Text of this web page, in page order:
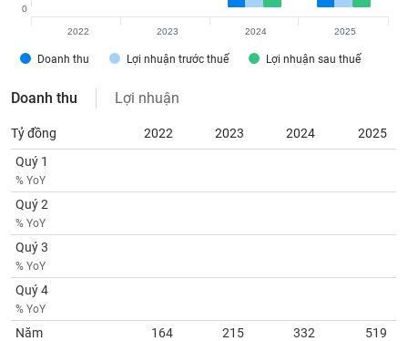
Doanh thu Lợi nhuận trước thuế Lợi nhuận sau thuế
0
2022 2023 2024 2025
Doanh thu Lợi nhuận
Tỷ đồng 2022 2023 2024
2025
Quý 1
% YoY
Quý 2
% YoY
Quý 3
% YoY
Quý 4
% YoY
Năm 164 215 332 519
tức
Bài
viết
của
tác
giả
(-)
Báo
cáo
phân
tích
(-)